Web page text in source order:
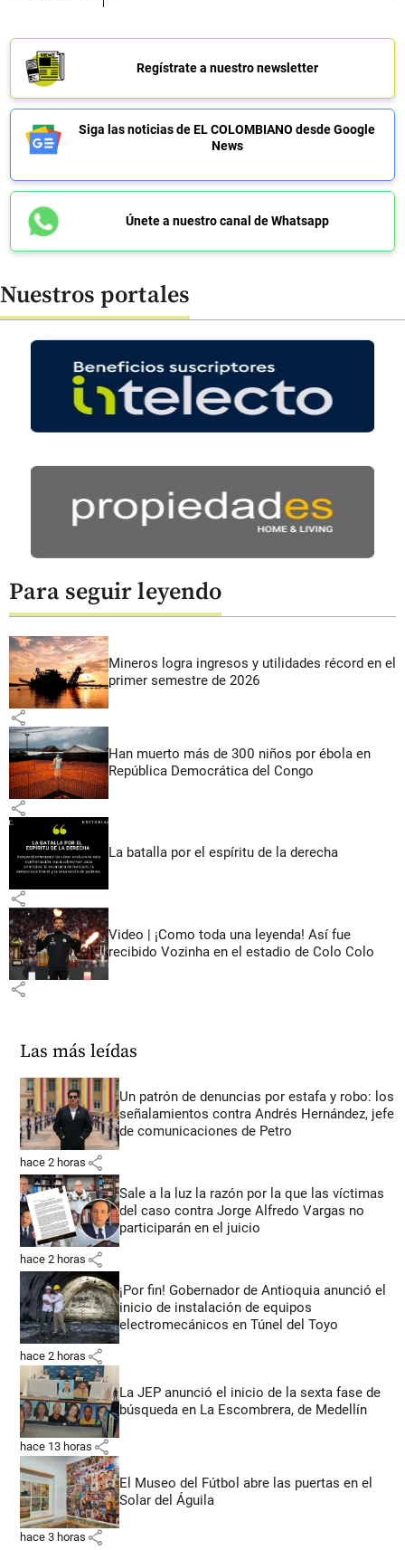
Regístrate a nuestro newsletter
Siga las noticias de EL COLOMBIANO desde Google
News
Únete a nuestro canal de Whatsapp
Nuestros portales
Para seguir leyendo
Mineros logra ingresos y utilidades récord en el
primer semestre de 2026
share
Han muerto más de 300 niños por ébola en
República Democrática del Congo
share
La batalla por el espíritu de la derecha
share
Video | ¡Como toda una leyenda! Así fue
recibido Vozinha en el estadio de Colo Colo
share
Las más leídas
Un patrón de denuncias por estafa y robo: los
señalamientos contra Andrés Hernández, jefe
de comunicaciones de Petro
hace 2 horas share
Sale a la luz la razón por la que las víctimas
del caso contra Jorge Alfredo Vargas no
participarán en el juicio
hace 2 horas share
¡Por fin! Gobernador de Antioquia anunció el
inicio de instalación de equipos
electromecánicos en Túnel del Toyo
hace 2 horas share
La JEP anunció el inicio de la sexta fase de
búsqueda en La Escombrera, de Medellín
hace 13 horas share
El Museo del Fútbol abre las puertas en el
Solar del Águila
hace 3 horas share